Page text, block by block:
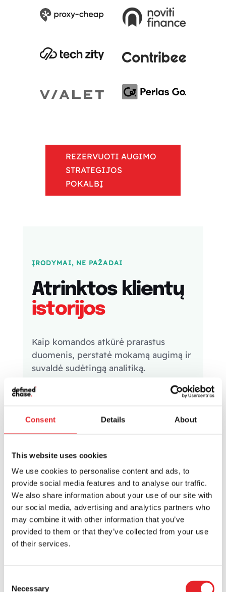
Consent Details About
This website uses cookies
We use cookies to personalise content and ads, to
provide social media features and to analyse our traffic.
We also share information about your use of our site with
our social media, advertising and analytics partners who
may combine it with other information that you’ve
provided to them or that they’ve collected from your use
of their services.
Necessary
REZERVUOTI AUGIMO
STRATEGIJOS
POKALBĮ
ĮRODYMAI, NE PAŽADAI
Atrinktos klientų
istorijos
Kaip komandos atkūrė prarastus
duomenis, perstatė mokamą augimą ir
suvaldė sudėtingą analitiką.
95 %
ataskaitų duomenų praradimas
diagnozuotas
Rinkodaros matomumas
atkurtas po GA4
„Amplitude“, problemą radome